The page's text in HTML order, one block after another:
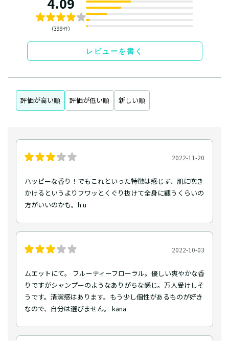
（399件）
レビューを書く
評価が高い順 評価が低い順 新しい順
2022-11-20
ハッピーな香り！でもこれといった特徴は感じず、肌に吹き
かけるというよりフワッとくぐり抜けて全身に纏うくらいの
方がいいのかも。h.u
2022-10-03
ムエットにて。 フルーティーフローラル。優しい爽やかな香
りですがシャンプーのようなありがちな感じ。万人受けしそ
うです。清潔感はあります。もう少し個性があるものが好き
なので、自分は選びません。 kana